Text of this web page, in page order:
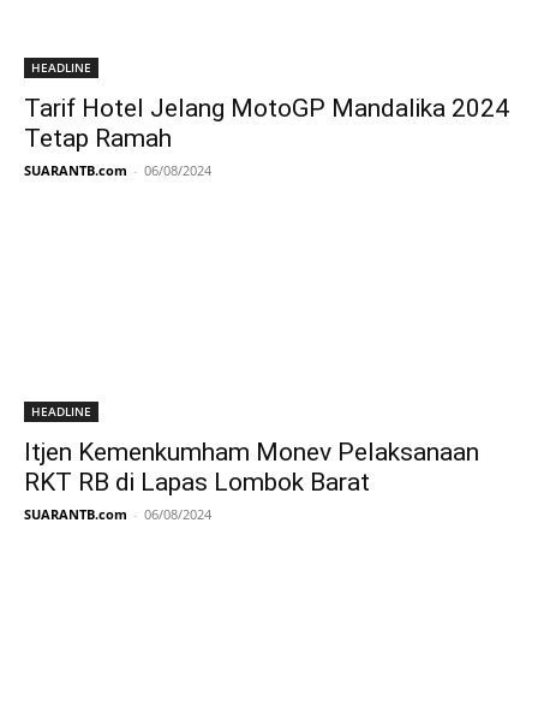
HEADLINE
Tarif Hotel Jelang MotoGP Mandalika 2024
Tetap Ramah
SUARANTB.com - 06/08/2024
HEADLINE
Itjen Kemenkumham Monev Pelaksanaan
RKT RB di Lapas Lombok Barat
SUARANTB.com - 06/08/2024